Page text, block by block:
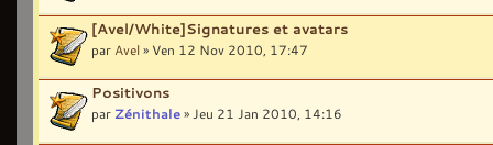
[Avel/White]Signatures et avatars
par Avel» Ven 12 Nov 2010, 17:47
Positivons
par Zénithale» Jeu 21 Jan 2010, 14:16